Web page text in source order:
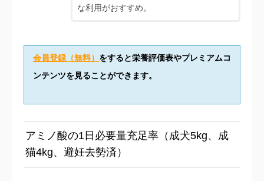
な利用がおすすめ。
会員登録（無料） をすると栄養評価表やプレミアムコ
ンテンツを見ることができます。
アミノ酸の1日必要量充足率（成犬5kg、成
猫4kg、避妊去勢済）